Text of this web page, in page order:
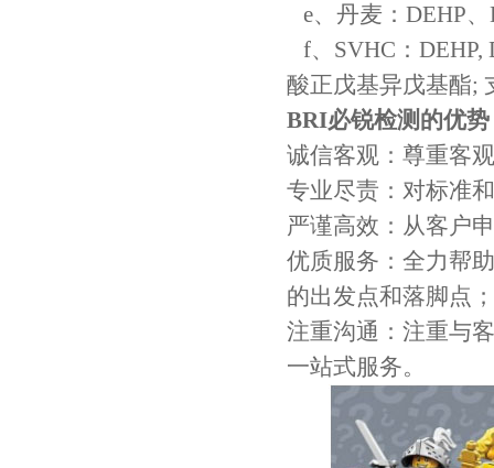
e、丹麦：DEHP
f、SVHC：DEHP,
酸正戊基异戊基酯;
BRI必锐检测的优
诚信客观：尊重客
专业尽责：对标准
严谨高效：从客户
优质服务：全力帮
的出发点和落脚点；
注重沟通：注重与
一站式服务。